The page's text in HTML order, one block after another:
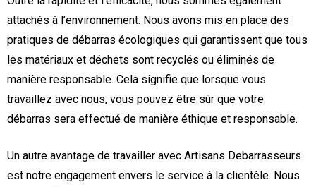
attachés à l’environnement. Nous avons mis en place des
pratiques de débarras écologiques qui garantissent que tous
les matériaux et déchets sont recyclés ou éliminés de
manière responsable. Cela signifie que lorsque vous
travaillez avec nous, vous pouvez être sûr que votre
débarras sera effectué de manière éthique et responsable.
Un autre avantage de travailler avec Artisans Debarrasseurs
est notre engagement envers le service à la clientèle. Nous